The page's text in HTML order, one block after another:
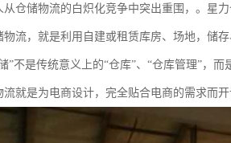
从仓储物流的白炽化竞争中突出重围，。星
物流，就是利用自建或租赁库房、场地，储
”不是传统意义上的“仓库”、“仓库管理”，
流就是为电商设计，完全贴合电商的需求而开